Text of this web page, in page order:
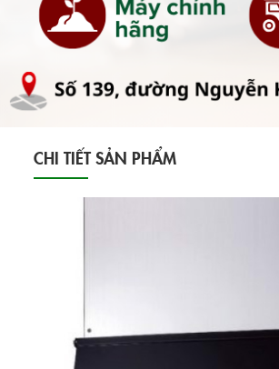
CHI TIẾT SẢN PHẨM